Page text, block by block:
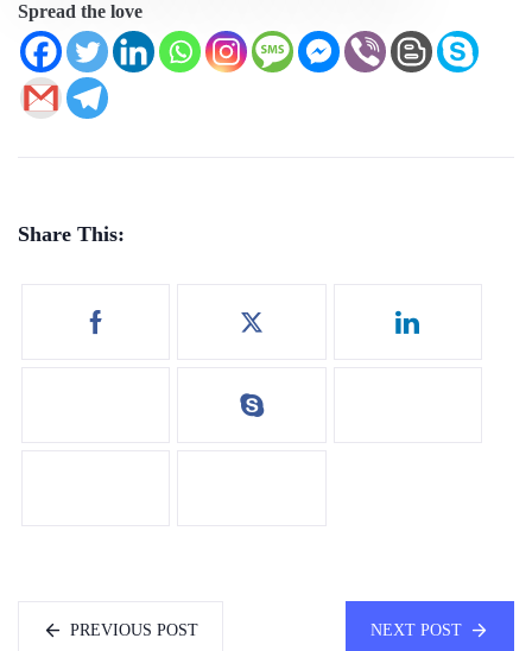
Spread the love
Share This:
PREVIOUS POST NEXT POST